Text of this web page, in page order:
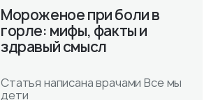
Мороженое при боли в
горле: мифы, факты и
здравый смысл
Статья написана врачами Все мы
дети